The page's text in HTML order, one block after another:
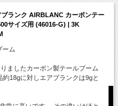
ランク AIRBLANC カーボンテー
サイズ用 (46016-G) | 3K
ーム
ましたカーボン製テールブーム
18gに対しエアブランクは9gと